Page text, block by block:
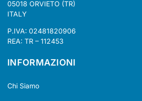
05018 ORVIETO (TR)
ITALY
P.IVA: 02481820906
REA: TR – 112453
INFORMAZIONI
Chi Siamo